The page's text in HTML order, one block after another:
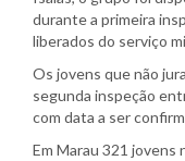
durante a primeira
liberados do serviço
Os jovens que não
segunda inspeção
com data a ser
Em Marau 321 jovens